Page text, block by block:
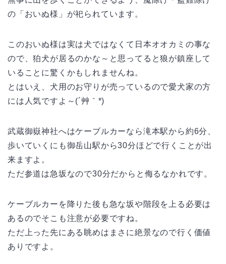
の「おいぬ様」が祀られています。
このおいぬ様は実は犬ではなくて日本オオカミの事な
ので、狛犬が居るのかな～と思ってると狼が鎮座して
いることに驚くかもしれませんね。
とはいえ、犬用のお守りが売っているので愛犬家の方
には人気ですよ～(´艸｀*)
武蔵御嶽神社へはケーブルカーなら滝本駅から約6分、
歩いていくにも御岳山駅から30分ほどで行くことが出
来ますよ。
ただ参道は急坂なので30分だからと侮るなかれです。
ケーブルカーを降りた後も急な坂や階段を上る必要は
あるのでそこも注意が必要ですね。
ただ上った先にある眺めはまさに絶景なので行く価値
ありですよ。